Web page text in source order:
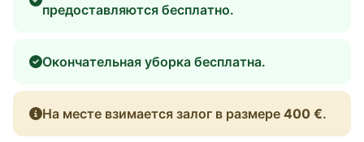
предоставляются бесплатно.
Окончательная уборка бесплатна.
На месте взимается залог в размере 400 €.